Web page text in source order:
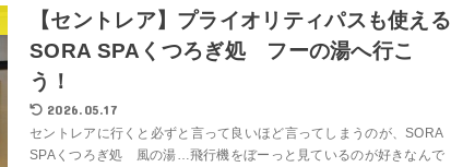
【セントレア】プライオリティパスも使える
SORA SPAくつろぎ処 フーの湯へ行こ
う！
2026.05.17
セントレアに行くと必ずと言って良いほど言ってしまうのが、SORA
SPAくつろぎ処 風の湯…飛行機をぼーっと見ているのが好きなんで